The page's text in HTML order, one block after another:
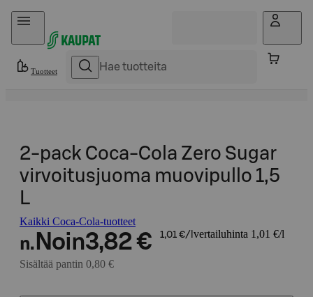
Hyppää sisältöön
Tuotteet
2-pack Coca-Cola Zero Sugar
virvoitusjuoma muovipullo 1,5
L
Kaikki Coca-Cola-tuotteet
n. Noin3,82 € 1,01 €/l vertailuhinta 1,01 €/l
Sisältää pantin 0,80 €